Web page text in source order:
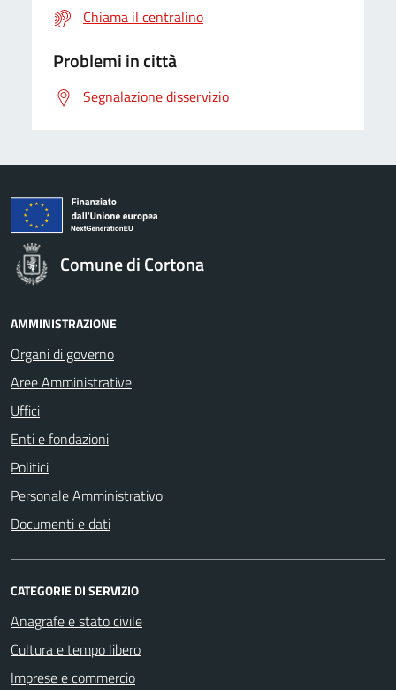
Chiama il centralino
Problemi in città
Segnalazione disservizio
Comune di Cortona
AMMINISTRAZIONE
Organi di governo
Aree Amministrative
Uffici
Enti e fondazioni
Politici
Personale Amministrativo
Documenti e dati
CATEGORIE DI SERVIZIO
Anagrafe e stato civile
Cultura e tempo libero
Imprese e commercio